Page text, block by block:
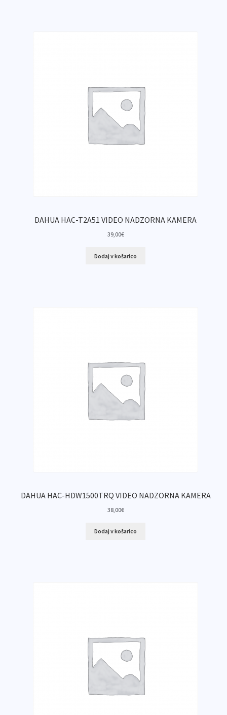
DAHUA HAC-T2A51 VIDEO NADZORNA KAMERA
39,00€
Dodaj v košarico
DAHUA HAC-HDW1500TRQ VIDEO NADZORNA KAMERA
38,00€
Dodaj v košarico